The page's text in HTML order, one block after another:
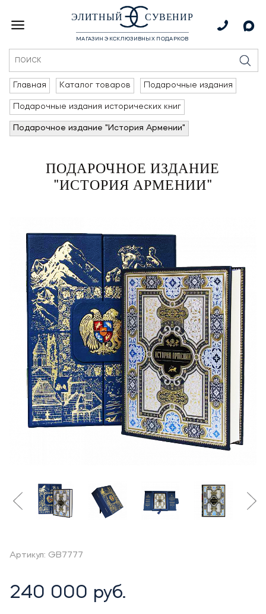
ЭЛИТНЫЙ СУВЕНИР
МАГАЗИН ЭКСКЛЮЗИВНЫХ ПОДАРКОВ
Главная Каталог товаров Подарочные издания
Подарочные издания исторических книг
Подарочное издание "История Армении"
ПОДАРОЧНОЕ ИЗДАНИЕ
"ИСТОРИЯ АРМЕНИИ"
Артикул: GB7777
240 000 руб.